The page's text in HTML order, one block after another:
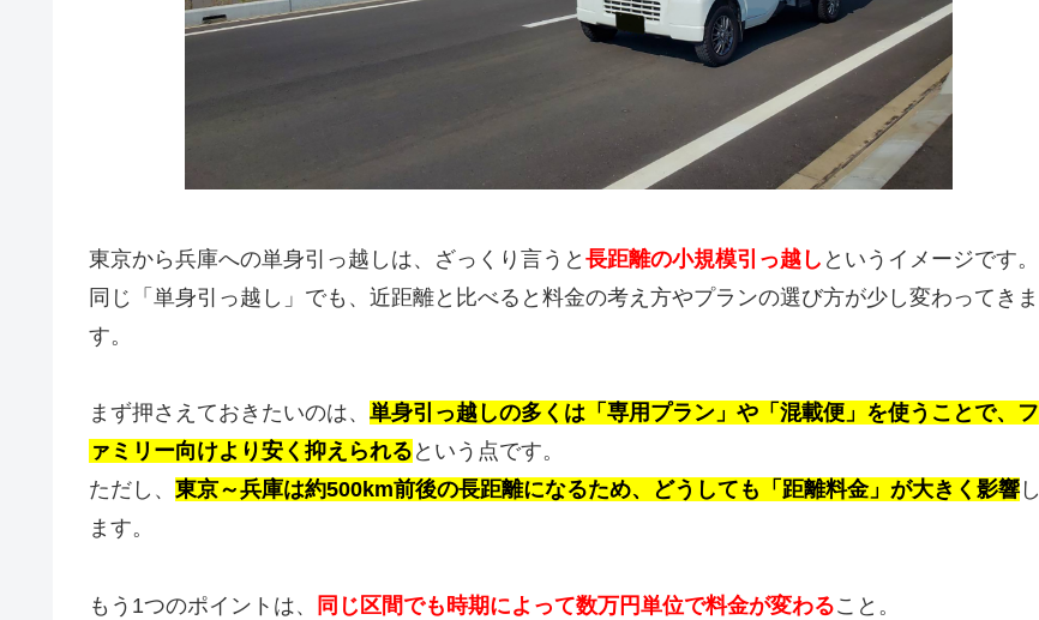
東京から兵庫への単身引っ越しは、ざっくり言うと 長距離の小規模引っ越し というイメージです。
同じ「単身引っ越し」でも、近距離と比べると料金の考え方やプランの選び方が少し変わってきま
す。
まず押さえておきたいのは、 単身引っ越しの多くは「専用プラン」や「混載便」を使うことで、フ
ァミリー向けより安く抑えられる という点です。
ただし、 東京～兵庫は約500km前後の長距離になるため、どうしても「距離料金」が大きく影響 し
ます。
もう1つのポイントは、 同じ区間でも時期によって数万円単位で料金が変わること。